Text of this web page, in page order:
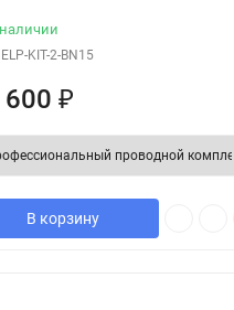
ELP-KIT-2-BN15
600 ₽
В корзину